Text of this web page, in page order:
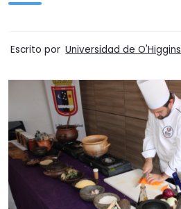
Escrito por Universidad de O'Higgins